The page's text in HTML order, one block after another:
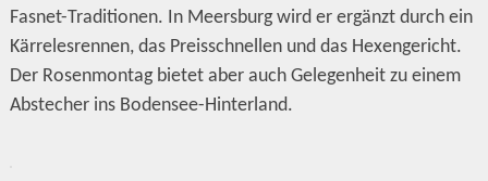
Fasnet-Traditionen. In Meersburg wird er ergänzt durch ein
Kärrelesrennen, das Preisschnellen und das Hexengericht.
Der Rosenmontag bietet aber auch Gelegenheit zu einem
Abstecher ins Bodensee-Hinterland.